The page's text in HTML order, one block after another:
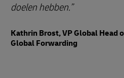
doelen hebben.
Kathrin Brost, VP Global Head
Global Forwarding